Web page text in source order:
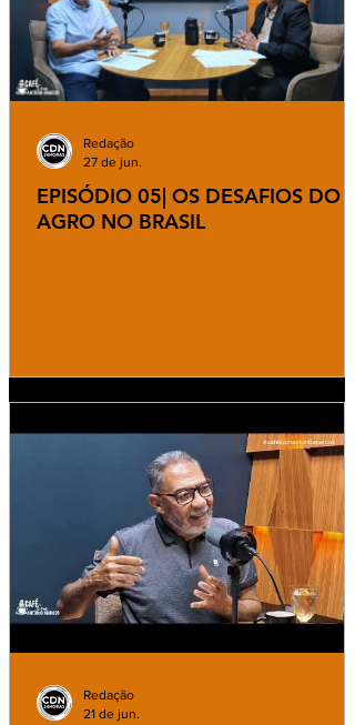
EPISÓDIO 05| OS DESAFIOS DO
AGRO NO BRASIL
Redação
27 de jun.
Redação
21 de jun.